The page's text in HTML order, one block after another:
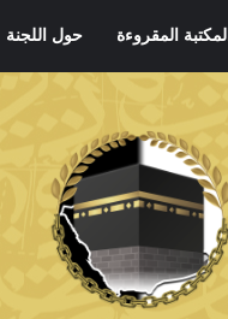
المكتبة المقروءة حول اللجنة